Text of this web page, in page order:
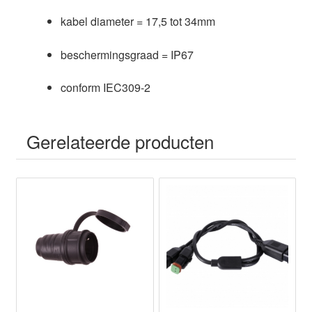
kabel diameter = 17,5 tot 34mm
beschermingsgraad = IP67
conform IEC309-2
Gerelateerde producten